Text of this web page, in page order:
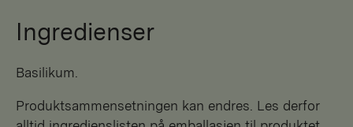
Ingredienser
basilikum.
Produktsammensetningen kan endres. Les derfor